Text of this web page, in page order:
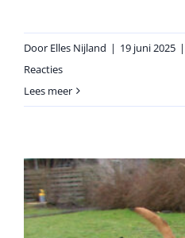
Door Elles Nijland | 19 juni 2025 |
Reacties
Lees meer